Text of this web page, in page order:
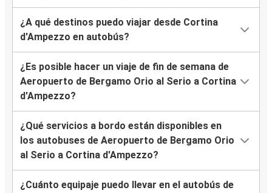
¿A qué destinos puedo viajar desde Cortina
d'Ampezzo en autobús?
¿Es posible hacer un viaje de fin de semana de
Aeropuerto de Bergamo Orio al Serio a Cortina
d'Ampezzo?
¿Qué servicios a bordo están disponibles en
los autobuses de Aeropuerto de Bergamo Orio
al Serio a Cortina d'Ampezzo?
¿Cuánto equipaje puedo llevar en el autobús de